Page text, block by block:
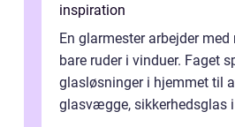
inspiration
En glarmester arbejder med
bare ruder i vinduer. Faget
glasløsninger i hjemmet til
glasvægge, sikkerhedsglas